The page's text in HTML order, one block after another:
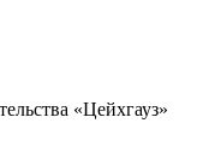
«Цейхгауз»